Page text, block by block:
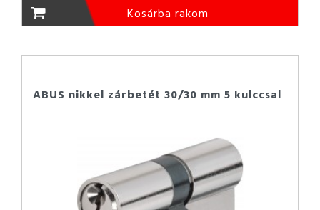
Kosárba rakom
ABUS nikkel zárbetét 30/30 mm 5 kulccsal